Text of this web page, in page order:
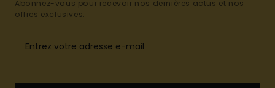
Abonnez-vous pour recevoir nos dernières actus et nos
offres exclusives.